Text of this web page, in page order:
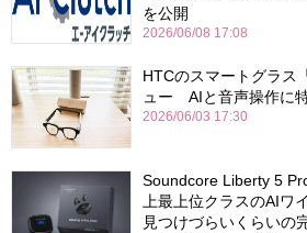
を公開
2026/06/08 17:08
HTCのスマートグラス
ュー AIと音声操作に
2026/06/03 17:30
Soundcore Liberty 5
上最上位クラスのAIワ
見つけづらいくらい